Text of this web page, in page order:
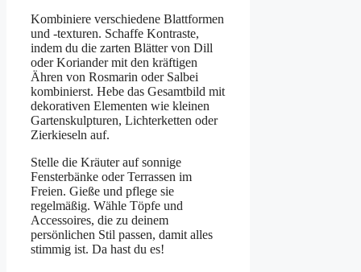
Kombiniere verschiedene Blattformen
und -texturen. Schaffe Kontraste,
indem du die zarten Blätter von Dill
oder Koriander mit den kräftigen
Ähren von Rosmarin oder Salbei
kombinierst. Hebe das Gesamtbild mit
dekorativen Elementen wie kleinen
Gartenskulpturen, Lichterketten oder
Zierkieseln auf.
Stelle die Kräuter auf sonnige
Fensterbänke oder Terrassen im
Freien. Gieße und pflege sie
regelmäßig. Wähle Töpfe und
Accessoires, die zu deinem
persönlichen Stil passen, damit alles
stimmig ist. Da hast du es!